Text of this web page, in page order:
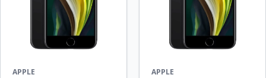
APPLE APPLE